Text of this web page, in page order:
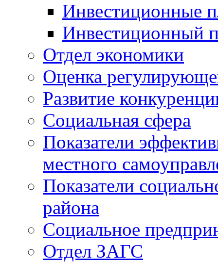
Инвестиционные
Инвестиционный
Отдел экономики
Оценка
Развитие
Социальная сфера
Показатели
местного
Показатели
района
Социальное
Отдел ЗАГС